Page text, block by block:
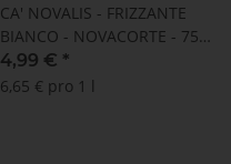
CA' NOVALIS - FRIZZANTE
BIANCO - NOVACORTE - 750
ml
4,99 € *
6,65 € pro 1 l